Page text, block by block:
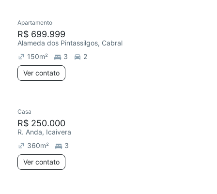
Redecorar
Apartamento
R$ 699.999
Alameda dos Pintassilgos, Cabral
150m² 3
2
Ver contato
Chegou este mês
Casa
R$ 250.000
R. Anda, Icaivera
360m²
3
Ver contato